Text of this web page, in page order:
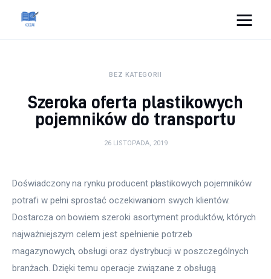
Zdrowie
Więcej
BEZ KATEGORII
Szeroka oferta plastikowych
pojemników do transportu
26 LISTOPADA, 2019
Doświadczony na rynku producent plastikowych pojemników
potrafi w pełni sprostać oczekiwaniom swych klientów.
Dostarcza on bowiem szeroki asortyment produktów, których
najważniejszym celem jest spełnienie potrzeb
magazynowych, obsługi oraz dystrybucji w poszczególnych
branżach. Dzięki temu operacje związane z obsługą